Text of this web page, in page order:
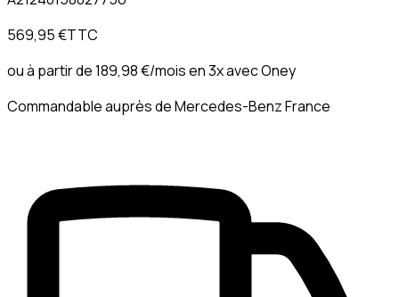
569,95 €TTC
ou à partir de189,98 €/mois en 3x avecOney
Commandable auprès de Mercedes-Benz France